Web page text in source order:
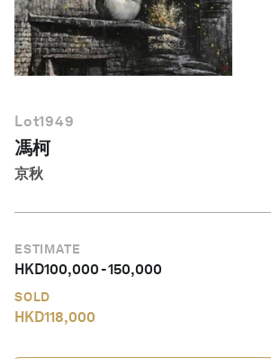
Lot1949
馮柯
京秋
ESTIMATE
HKD100,000-150,000
SOLD
HKD118,000